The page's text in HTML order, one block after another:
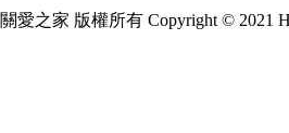
關愛之家 版權所有 Copyright © 2021